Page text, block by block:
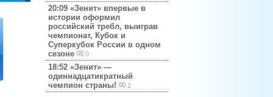
20:09 «Зенит» впервые в
истории оформил
российский требл, выиграв
чемпионат, Кубок и
Суперкубок России в одном
сезоне
0
18:52 «Зенит» —
одиннадцатикратный
чемпион страны!
2